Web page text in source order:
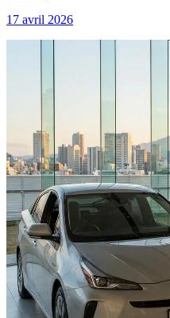
17 avril 2026